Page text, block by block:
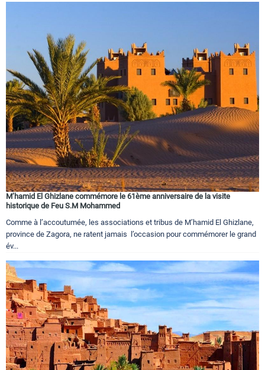
M’hamid El Ghizlane commémore le 61ème anniversaire de la visite
historique de Feu S.M Mohammed
Comme à l’accoutumée, les associations et tribus de M’hamid El Ghizlane,
province de Zagora, ne ratent jamais l’occasion pour commémorer le grand
év...